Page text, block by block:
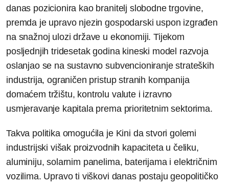
danas pozicionira kao branitelj slobodne trgovine,
premda je upravo njezin gospodarski uspon izgrađen
na snažnoj ulozi države u ekonomiji. Tijekom
posljednjih tridesetak godina kineski model razvoja
oslanjao se na sustavno subvencioniranje strateških
industrija, ograničen pristup stranih kompanija
domaćem tržištu, kontrolu valute i izravno
usmjeravanje kapitala prema prioritetnim sektorima.
Takva politika omogućila je Kini da stvori golemi
industrijski višak proizvodnih kapaciteta u čeliku,
aluminiju, solarnim panelima, baterijama i električnim
vozilima. Upravo ti viškovi danas postaju geopolitičko